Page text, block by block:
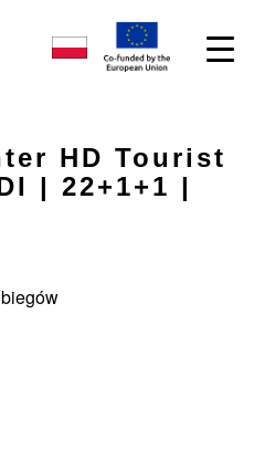
HD Tourist
| 22+1+1 |